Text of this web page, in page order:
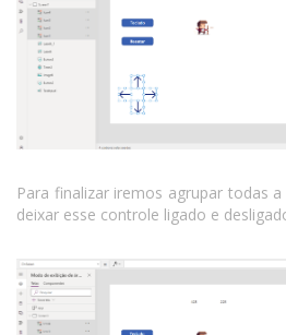
Para finalizar iremos agrupar todas
deixar esse controle ligado e